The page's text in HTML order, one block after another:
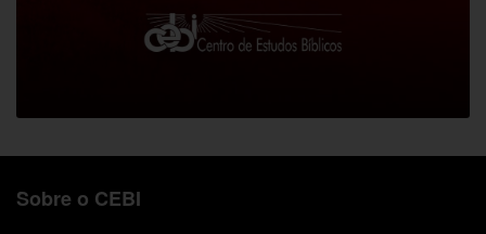
Sobre o CEBI